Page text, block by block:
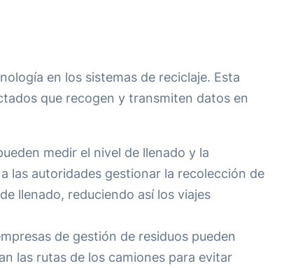
en los sistemas de reciclaje. Esta
que recogen y transmiten datos en
medir el nivel de llenado y la
las autoridades gestionar la recolección de
llenado, reduciendo así los viajes
de gestión de residuos pueden
las rutas de los camiones para evitar